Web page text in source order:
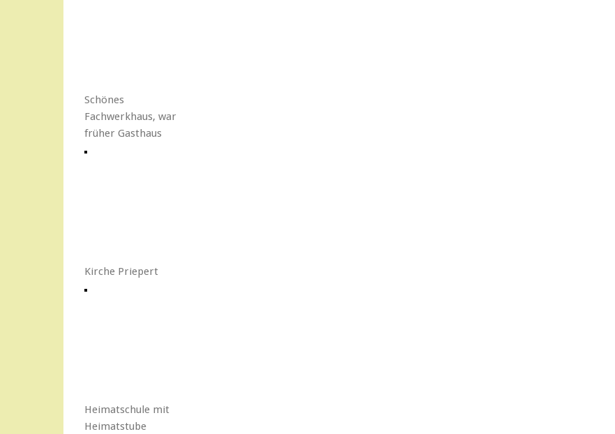
Schönes
Fachwerkhaus, war
früher Gasthaus
Kirche Priepert
Heimatschule mit
Heimatstube